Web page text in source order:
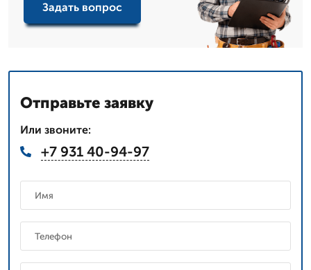
Задать вопрос
Отправьте заявку
Или звоните:
+7 931 40-94-97